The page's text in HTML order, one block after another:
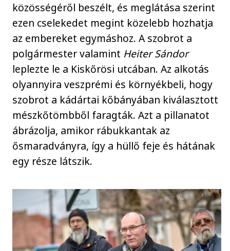
közösségéről beszélt, és meglátása szerint
ezen cselekedet megint közelebb hozhatja
az embereket egymáshoz. A szobrot a
polgármester valamint Heiter Sándor
leplezte le a Kiskőrösi utcában. Az alkotás
olyannyira veszprémi és környékbeli, hogy
szobrot a kádártai kőbányában kiválasztott
mészkőtömbből faragták. Azt a pillanatot
ábrázolja, amikor rábukkantak az
ősmaradványra, így a hüllő feje és hátának
egy része látszik.